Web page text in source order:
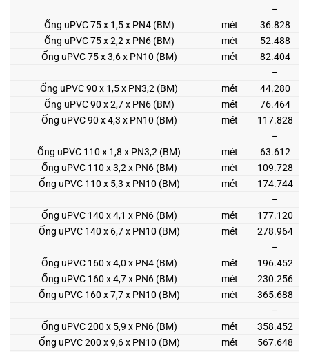
–
Ống uPVC 75 x 1,5 x PN4 (BM)
mét
36.828
Ống uPVC 75 x 2,2 x PN6 (BM)
mét
52.488
Ống uPVC 75 x 3,6 x PN10 (BM)
mét
82.404
–
Ống uPVC 90 x 1,5 x PN3,2 (BM)
mét
44.280
Ống uPVC 90 x 2,7 x PN6 (BM)
mét
76.464
Ống uPVC 90 x 4,3 x PN10 (BM)
mét
117.828
–
Ống uPVC 110 x 1,8 x PN3,2 (BM)
mét
63.612
Ống uPVC 110 x 3,2 x PN6 (BM)
mét
109.728
Ống uPVC 110 x 5,3 x PN10 (BM)
mét
174.744
–
Ống uPVC 140 x 4,1 x PN6 (BM)
mét
177.120
Ống uPVC 140 x 6,7 x PN10 (BM)
mét
278.964
–
Ống uPVC 160 x 4,0 x PN4 (BM)
mét
196.452
Ống uPVC 160 x 4,7 x PN6 (BM)
mét
230.256
Ống uPVC 160 x 7,7 x PN10 (BM)
mét
365.688
–
Ống uPVC 200 x 5,9 x PN6 (BM)
mét
358.452
Ống uPVC 200 x 9,6 x PN10 (BM)
mét
567.648